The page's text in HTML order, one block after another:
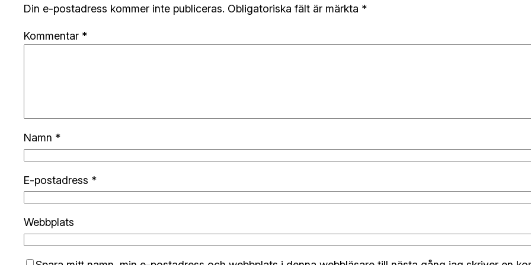
Din e-postadress kommer inte publiceras. Obligatoriska fält är märkta *
Kommentar *
Namn *
E-postadress *
Webbplats